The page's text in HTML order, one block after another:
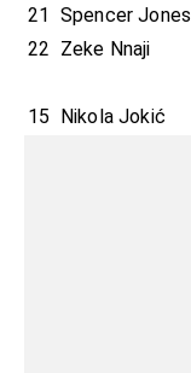
21
Spencer Jones
22 Zeke Nnaji
15
Nikola Jokić